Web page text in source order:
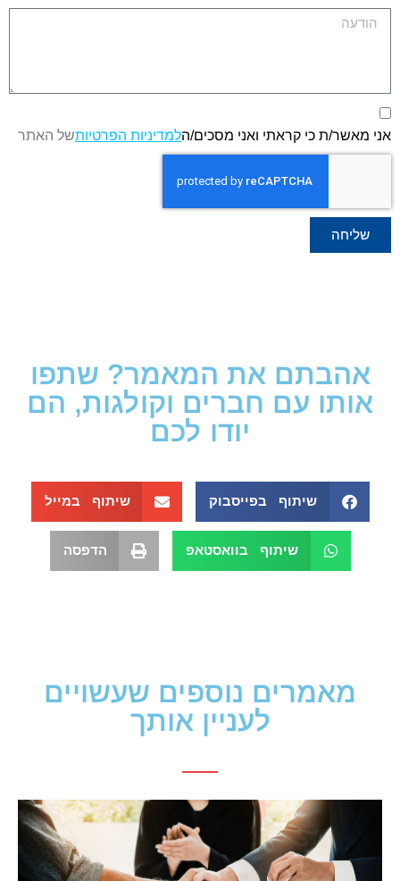
אני מאשר/ת כי קראתי ואני מסכים/הלמדיניות הפרטיותשל האתר
שליחה
אהבתם את המאמר? שתפו
אותו עם חברים וקולגות, הם
יודו לכם
שיתוף בפייסבוק שיתוף במייל
שיתוף בוואסטאפ הדפסה
מאמרים נוספים שעשויים
לעניין אותך